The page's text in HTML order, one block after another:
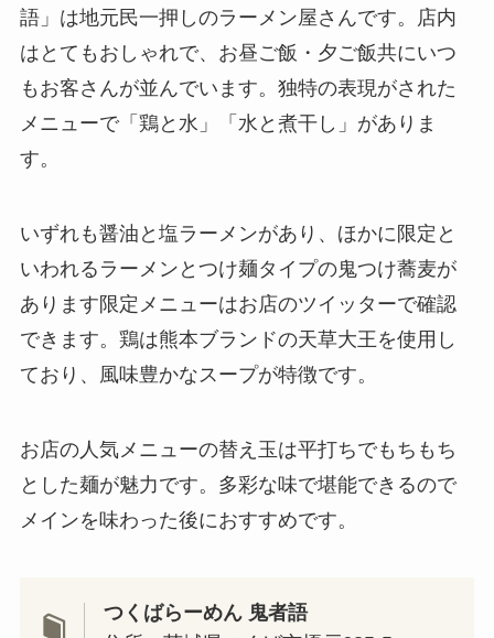
語」は地元民一押しのラーメン屋さんです。店内
はとてもおしゃれで、お昼ご飯・夕ご飯共にいつ
もお客さんが並んでいます。独特の表現がされた
メニューで「鶏と水」「水と煮干し」がありま
す。
いずれも醤油と塩ラーメンがあり、ほかに限定と
いわれるラーメンとつけ麺タイプの鬼つけ蕎麦が
あります限定メニューはお店のツイッターで確認
できます。鶏は熊本ブランドの天草大王を使用し
ており、風味豊かなスープが特徴です。
お店の人気メニューの替え玉は平打ちでもちもち
とした麺が魅力です。多彩な味で堪能できるので
メインを味わった後におすすめです。
つくばらーめん 鬼者語